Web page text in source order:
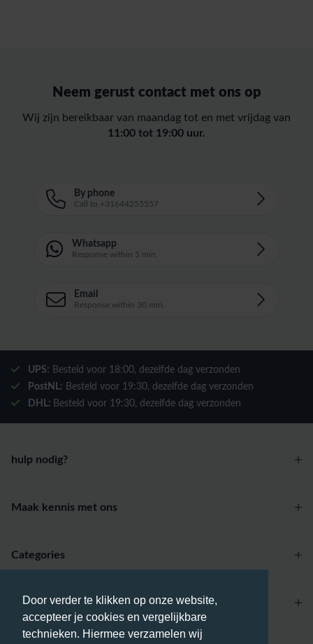
Door verder te klikken op onze website,
accepteer je cookies en vergelijkbare
technieken. Hiermee verzamelen wij
Neem gerust contact met ons op
Wij zijn bereikbaar van maandag tot en met vrijdag van
11:00 tot 19:00 uur.
By phone
Call to +31644255557
Whatsapp
Response within 5 min.
Email
Response within 30 min.
UPS: Besteld voor 18:00, dezelfde dag verzonden
PostNL: Besteld voor 19:30, dezelfde dag verzonden
DHL: Besteld voor 19:30, dezelfde dag verzonden
hulp nodig?
Maak kennis met ons
Categories
Account